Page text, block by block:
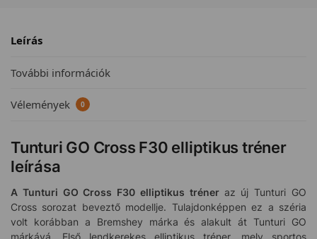
Leírás
További információk
Vélemények 0
Tunturi GO Cross F30 elliptikus tréner
leírása
A Tunturi GO Cross F30 elliptikus tréner az új Tunturi GO
Cross sorozat beveztő modellje. Tulajdonképpen ez a széria
volt korábban a Bremshey márka és alakult át Tunturi GO